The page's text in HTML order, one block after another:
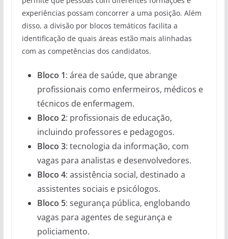
experiências possam concorrer a uma posição. Além
disso, a divisão por blocos temáticos facilita a
identificação de quais áreas estão mais alinhadas
com as competências dos candidatos.
Bloco 1: área de saúde, que abrange
profissionais como enfermeiros, médicos e
técnicos de enfermagem.
Bloco 2: profissionais de educação,
incluindo professores e pedagogos.
Bloco 3: tecnologia da informação, com
vagas para analistas e desenvolvedores.
Bloco 4: assistência social, destinado a
assistentes sociais e psicólogos.
Bloco 5: segurança pública, englobando
vagas para agentes de segurança e
policiamento.